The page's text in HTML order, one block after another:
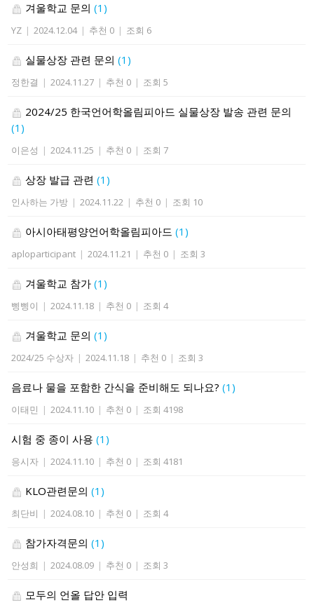
겨울학교 문의(1)
YZ | 2024.12.04 | 추천 0 | 조회 6
실물상장 관련 문의(1)
정한결 | 2024.11.27 | 추천 0 | 조회 5
2024/25 한국언어학올림피아드 실물상장 발송 관련 문의
(1)
이은성 | 2024.11.25 | 추천 0 | 조회 7
상장 발급 관련(1)
인사하는 가방 | 2024.11.22 | 추천 0 | 조회 10
아시아태평양언어학올림피아드(1)
aploparticipant | 2024.11.21 | 추천 0 | 조회 3
겨울학교 참가(1)
삥삥이 | 2024.11.18 | 추천 0 | 조회 4
겨울학교 문의(1)
2024/25 수상자 | 2024.11.18 | 추천 0 | 조회 3
음료나 물을 포함한 간식을 준비해도 되나요?(1)
이태민 | 2024.11.10 | 추천 0 | 조회 4198
시험 중 종이 사용(1)
응시자 | 2024.11.10 | 추천 0 | 조회 4181
KLO관련문의(1)
최단비 | 2024.08.10 | 추천 0 | 조회 4
참가자격문의(1)
안성희 | 2024.08.09 | 추천 0 | 조회 3
모두의 언올 답안 입력